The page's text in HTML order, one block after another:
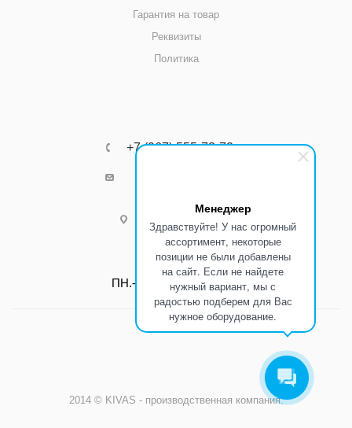
Менеджер
Здравствуйте! У нас огромный
ассортимент, некоторые
позиции не были добавлены
на сайт. Если не найдете
нужный вариант, мы с
радостью подберем для Вас
нужное оборудование.
Гарантия на товар
Реквизиты
Политика
+7 (967) 555-73-72
г.Ростов-на-Дону
Режим работы:
ПН.-ПТ.: С 8:00 до 17:00
2014 © KIVAS - производственная компания.